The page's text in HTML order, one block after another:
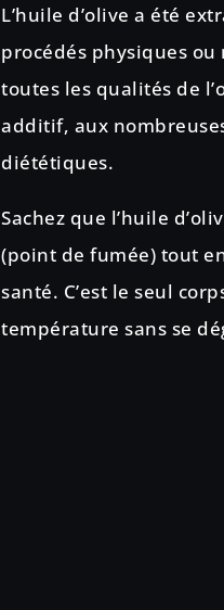
L’huile d’olive a été
procédés physiques
toutes les qualités de
additif, aux
diététiques.
Sachez que l’huile
(point de fumée) tout
santé. C’est le seul
température sans se